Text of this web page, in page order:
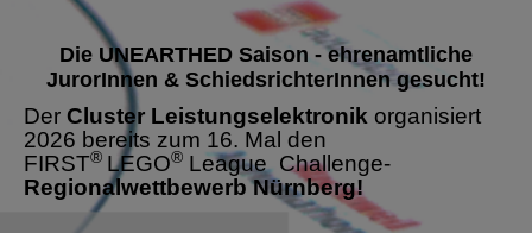
Die UNEARTHED Saison - ehrenamtliche
JurorInnen & SchiedsrichterInnen gesucht!
Der Cluster Leistungselektronik organisiert
2026 bereits zum 16. Mal den
FIRST® LEGO® League Challenge-
Regionalwettbewerb Nürnberg!